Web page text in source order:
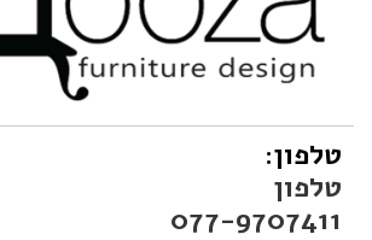
טלפון:
טלפון
077-9707411